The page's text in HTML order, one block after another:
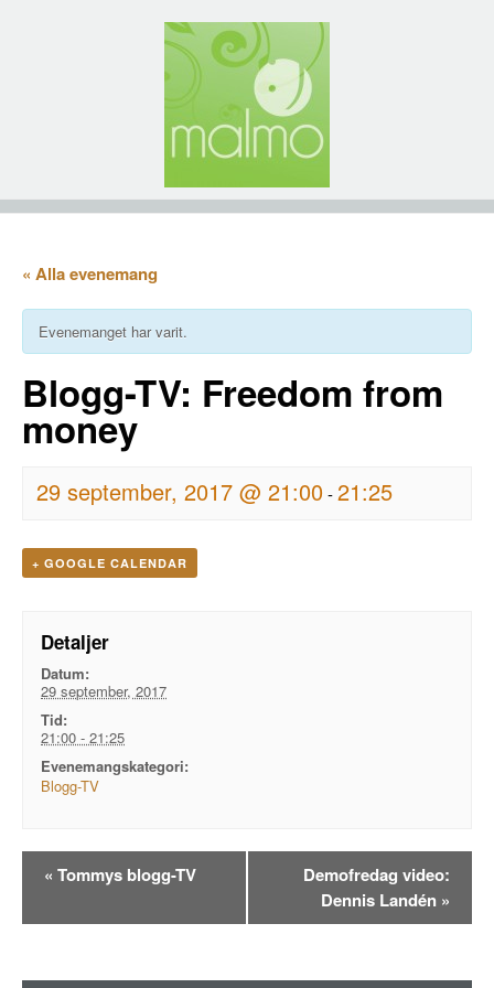
« Alla evenemang
Evenemanget har varit.
Blogg-TV: Freedom from
money
29 september, 2017 @ 21:00-21:25
+ GOOGLE CALENDAR
Detaljer
Datum:
29 september, 2017
Tid:
21:00 - 21:25
Evenemangskategori:
Blogg-TV
Evenemangsnavigation
« Tommys blogg-TV
Demofredag video:
Dennis Landén »